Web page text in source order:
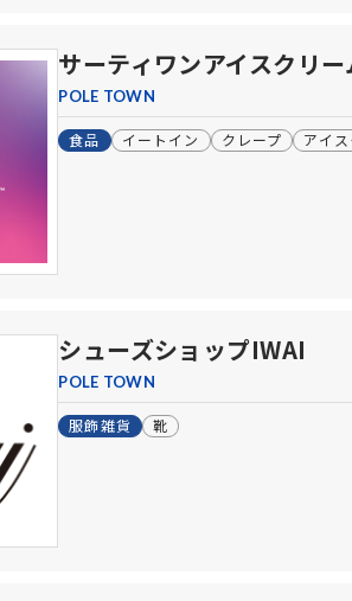
サーティワンアイスクリ
POLE TOWN
食品 イートイン クレープ アイ
シューズショップIWAI
POLE TOWN
服飾雑貨 靴